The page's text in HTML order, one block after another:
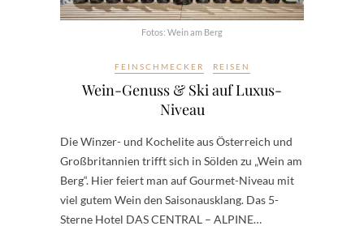
Fotos: Wein am Berg
FEINSCHMECKER REISEN
Wein-Genuss & Ski auf Luxus-
Niveau
Die Winzer- und Kochelite aus Österreich und
Großbritannien trifft sich in Sölden zu „Wein am
Berg“. Hier feiert man auf Gourmet-Niveau mit
viel gutem Wein den Saisonausklang. Das 5-
Sterne Hotel DAS CENTRAL – ALPINE…